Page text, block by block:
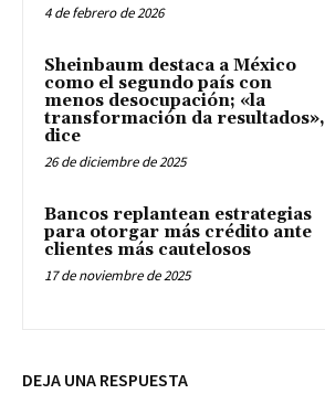
4 de febrero de 2026
Sheinbaum destaca a México
como el segundo país con
menos desocupación; «la
transformación da resultados»,
dice
26 de diciembre de 2025
Bancos replantean estrategias
para otorgar más crédito ante
clientes más cautelosos
17 de noviembre de 2025
DEJA UNA RESPUESTA